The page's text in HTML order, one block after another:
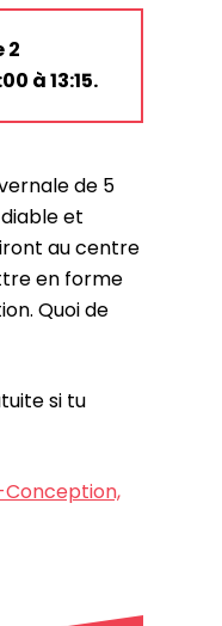
2
à 13:15.
de 5
et
au centre
en forme
Quoi de
si tu